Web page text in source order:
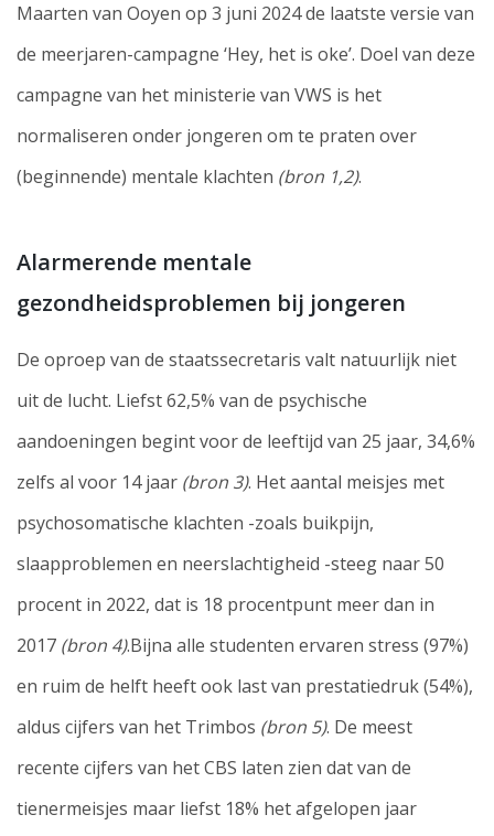
Maarten van Ooyen op 3 juni 2024 de laatste versie van
de meerjaren-campagne ‘Hey, het is oke’. Doel van deze
campagne van het ministerie van VWS is het
normaliseren onder jongeren om te praten over
(beginnende) mentale klachten (bron 1,2).
Alarmerende mentale
gezondheidsproblemen bij jongeren
De oproep van de staatssecretaris valt natuurlijk niet
uit de lucht. Liefst 62,5% van de psychische
aandoeningen begint voor de leeftijd van 25 jaar, 34,6%
zelfs al voor 14 jaar (bron 3). Het aantal meisjes met
psychosomatische klachten -zoals buikpijn,
slaapproblemen en neerslachtigheid -steeg naar 50
procent in 2022, dat is 18 procentpunt meer dan in
2017 (bron 4).Bijna alle studenten ervaren stress (97%)
en ruim de helft heeft ook last van prestatiedruk (54%),
aldus cijfers van het Trimbos (bron 5). De meest
recente cijfers van het CBS laten zien dat van de
tienermeisjes maar liefst 18% het afgelopen jaar